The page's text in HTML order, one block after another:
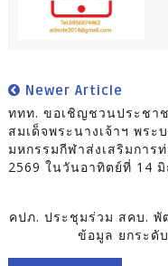
Newer Article
ททท. ขอเชิญชวนประชา
สมเด็จพระนางเจ้าฯ พร
มหกรรมกีฬาส่งเสริมการ
2569 ในวันอาทิตย์ที่ 14
คปภ. ประชุมร่วม สคบ. พั
ข้อมูล ยกระดั